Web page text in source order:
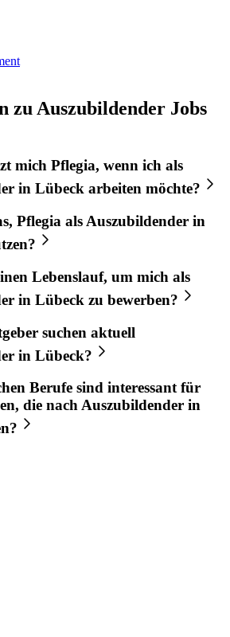
zu Auszubildender Jobs
mich Pflegia, wenn ich als
in Lübeck arbeiten möchte?
Pflegia als Auszubildender in
Lebenslauf, um mich als
in Lübeck zu bewerben?
suchen aktuell
in Lübeck?
Berufe sind interessant für
die nachAuszubildender in